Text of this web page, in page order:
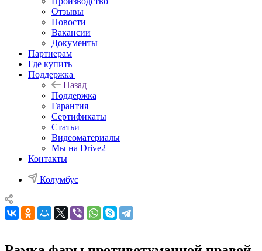
Отзывы
Новости
Вакансии
Документы
Партнерам
Где купить
Поддержка
Назад
Поддержка
Гарантия
Сертификаты
Статьи
Видеоматериалы
Мы на Drive2
Контакты
Колумбус